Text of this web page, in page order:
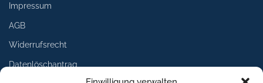
Impressum
AGB
Widerrufsrecht
Datenlöschantrag